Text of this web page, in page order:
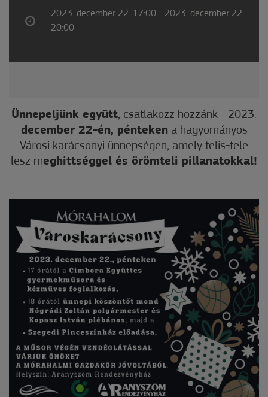
2023. december 22. 17:00 - 2023. december 22.
20:00
Ünnepeljünk együtt, csatlakozz hozzánk - 2023.
december 22-én, pénteken a hagyományos
Városi karácsonyi ünnepségen, amely telis-tele
lesz meghittséggel és örömteli pillanatokkal!